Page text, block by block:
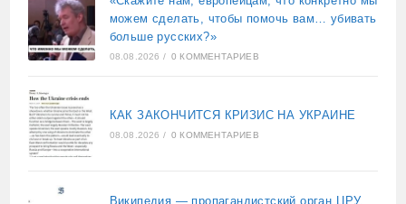
можем сделать, чтобы помочь вам… убивать
больше русских?»
08.08.2026 / 0 КОММЕНТАРИЕВ
КАК ЗАКОНЧИТСЯ КРИЗИС НА УКРАИНЕ
08.08.2026 / 0 КОММЕНТАРИЕВ
Википедия — пропагандистский орган ЦРУ,